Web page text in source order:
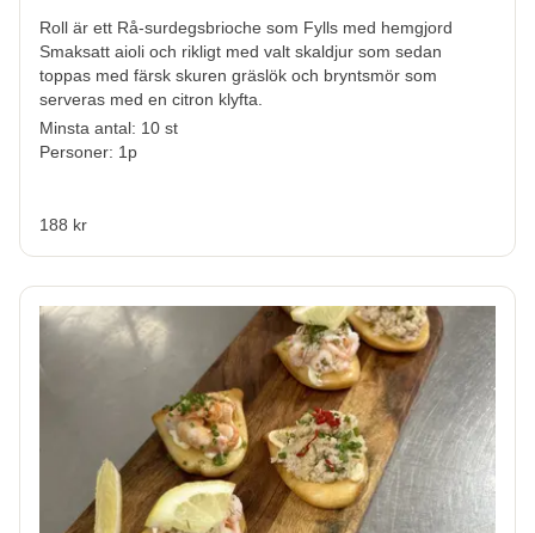
Roll är ett Rå-surdegsbrioche som Fylls med hemgjord
Smaksatt aioli och rikligt med valt skaldjur som sedan
toppas med färsk skuren gräslök och bryntsmör som
serveras med en citron klyfta.
Minsta antal: 10 st
Personer: 1p
188 kr